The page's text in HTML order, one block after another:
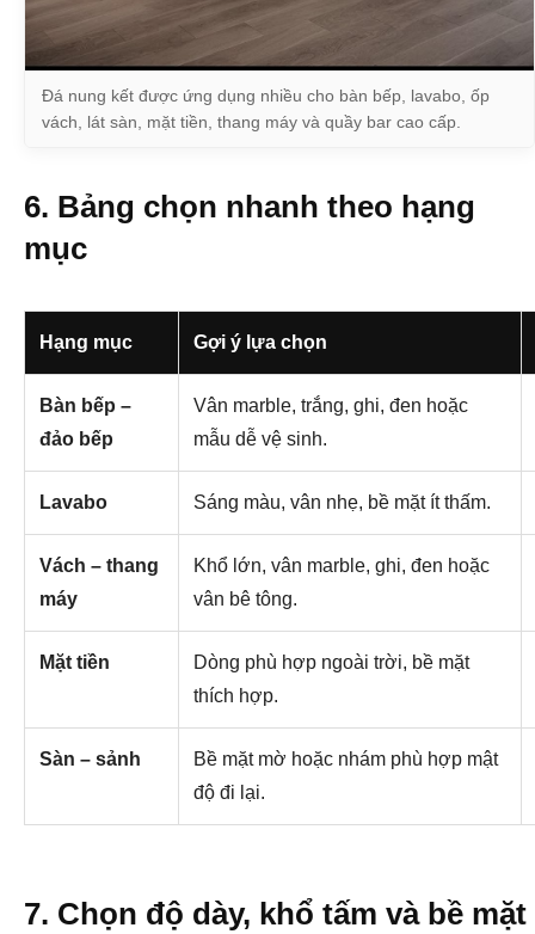
Đá nung kết được ứng dụng nhiều cho bàn bếp, lavabo, ốp
vách, lát sàn, mặt tiền, thang máy và quầy bar cao cấp.
6. Bảng chọn nhanh theo hạng
mục
Hạng mục Gợi ý lựa chọn
Bàn bếp –
đảo bếp
Vân marble, trắng, ghi, đen hoặc
mẫu dễ vệ sinh.
Lavabo Sáng màu, vân nhẹ, bề mặt ít thấm.
Vách – thang
máy
Khổ lớn, vân marble, ghi, đen hoặc
vân bê tông.
Mặt tiền
Dòng phù hợp ngoài trời, bề mặt
thích hợp.
Sàn – sảnh
Bề mặt mờ hoặc nhám phù hợp mật
độ đi lại.
7. Chọn độ dày, khổ tấm và bề mặt